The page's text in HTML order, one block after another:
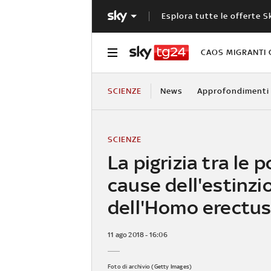
Esplora tutte le offerte
CAOS MIGRANTI
SCIENZE News Approfondimenti
La pigrizia tra le
cause
dell'Homo erectus
SCIENZE
11 ago 2018 - 16:06
Foto di archivio (Getty Images)